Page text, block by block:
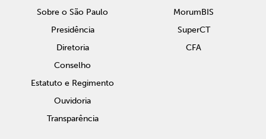
Sobre o São Paulo
Presidência
Diretoria
Conselho
Estatuto e Regimento
Ouvidoria
Transparência
MorumBIS
SuperCT
CFA